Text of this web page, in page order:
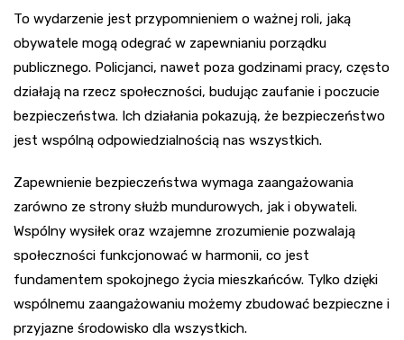
To wydarzenie jest przypomnieniem o ważnej roli, jaką
obywatele mogą odegrać w zapewnianiu porządku
publicznego. Policjanci, nawet poza godzinami pracy, często
działają na rzecz społeczności, budując zaufanie i poczucie
bezpieczeństwa. Ich działania pokazują, że bezpieczeństwo
jest wspólną odpowiedzialnością nas wszystkich.
Zapewnienie bezpieczeństwa wymaga zaangażowania
zarówno ze strony służb mundurowych, jak i obywateli.
Wspólny wysiłek oraz wzajemne zrozumienie pozwalają
społeczności funkcjonować w harmonii, co jest
fundamentem spokojnego życia mieszkańców. Tylko dzięki
wspólnemu zaangażowaniu możemy zbudować bezpieczne i
przyjazne środowisko dla wszystkich.